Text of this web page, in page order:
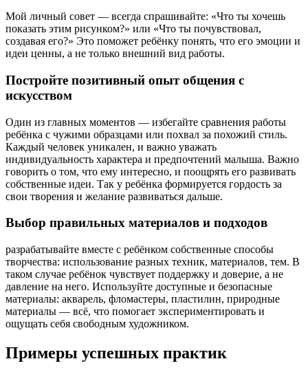
Мой личный совет — всегда спрашивайте: «Что ты хочешь
показать этим рисунком?» или «Что ты почувствовал,
создавая его?» Это поможет ребёнку понять, что его эмоции и
идеи ценны, а не только внешний вид работы.
Постройте позитивный опыт общения с
искусством
Один из главных моментов — избегайте сравнения работы
ребёнка с чужими образцами или похвал за похожий стиль.
Каждый человек уникален, и важно уважать
индивидуальность характера и предпочтений малыша. Важно
говорить о том, что ему интересно, и поощрять его развивать
собственные идеи. Так у ребёнка формируется гордость за
свои творения и желание развиваться дальше.
Выбор правильных материалов и подходов
разрабатывайте вместе с ребёнком собственные способы
творчества: использование разных техник, материалов, тем. В
таком случае ребёнок чувствует поддержку и доверие, а не
давление на него. Используйте доступные и безопасные
материалы: акварель, фломастеры, пластилин, природные
материалы — всё, что помогает экспериментировать и
ощущать себя свободным художником.
Примеры успешных практик